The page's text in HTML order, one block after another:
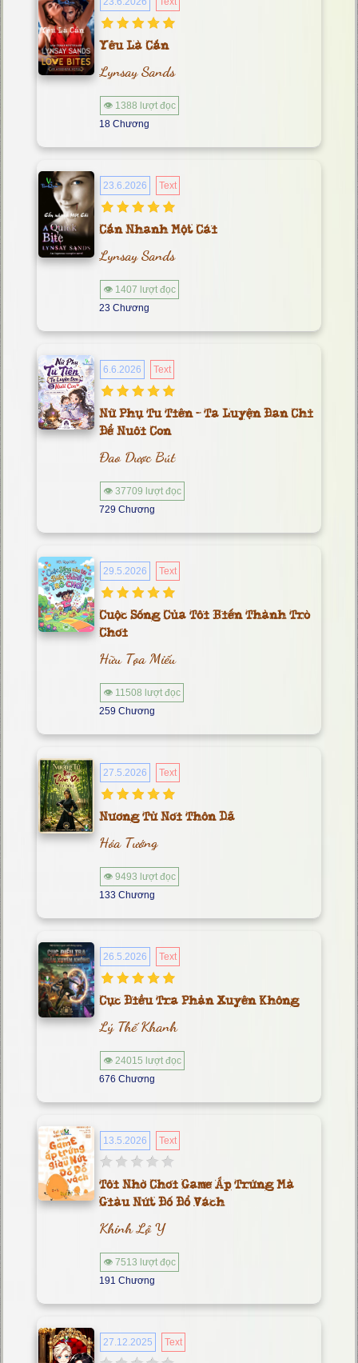
Yêu Là Cắn
Lynsay Sands
👁 1388 lượt đọc
18 Chương
23.6.2026 Text
Cắn Nhanh Một Cái
Lynsay Sands
👁 1407 lượt đọc
23 Chương
6.6.2026 Text
Nữ Phụ Tu Tiên - Ta Luyện Đan Chỉ
Để Nuôi Con
Đao Dược Bút
👁 37709 lượt đọc
729 Chương
29.5.2026 Text
Cuộc Sống Của Tôi Biến Thành Trò
Chơi
Hữu Tọa Miếu
👁 11508 lượt đọc
259 Chương
27.5.2026 Text
Nương Tử Nơi Thôn Dã
Hóa Tướng
👁 9493 lượt đọc
133 Chương
26.5.2026 Text
Cục Điều Tra Phản Xuyên Không
Lý Thế Khanh
👁 24015 lượt đọc
676 Chương
13.5.2026 Text
Tôi Nhờ Chơi Game Ấp Trứng Mà
Giàu Nứt Đố Đổ Vách
Khinh Lộ Y
👁 7513 lượt đọc
191 Chương
27.12.2025 Text